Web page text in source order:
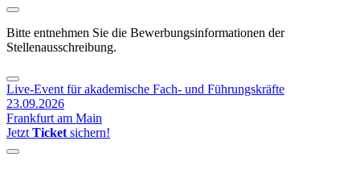
Bitte entnehmen Sie die Bewerbungsinformationen der
Stellenausschreibung.
Live-Event für akademische Fach- und Führungskräfte
23.09.2026
Frankfurt am Main
Jetzt Ticket sichern!